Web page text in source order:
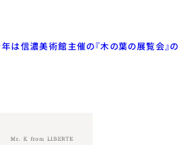
年は信濃美術館主催の『木の葉の展覧会』の